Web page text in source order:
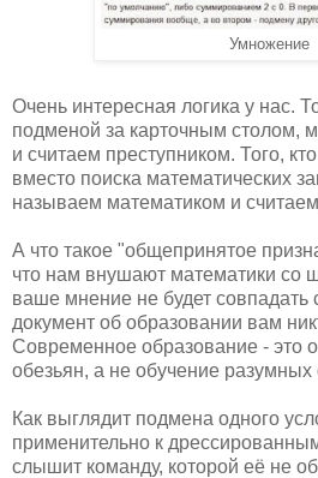
Умножение
Очень интересная логика у нас.
подменой за карточным столом,
и считаем преступником. Того,
вместо поиска математических
называем математиком и
А что такое "общепринятое
что нам внушают математики со
ваше мнение не будет
документ об образовании вам
Современное образование - это
обезьян, а не обучение разумных
Как выглядит подмена одного
применительно к
слышит команду, которой её не